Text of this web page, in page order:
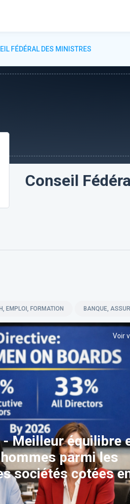
FÉDÉRAL DES MINISTRES
Conseil
EMPLOI, FORMATION BANQUE,
Voir
- Meilleur équilibre
parmi les
sociétés cotées